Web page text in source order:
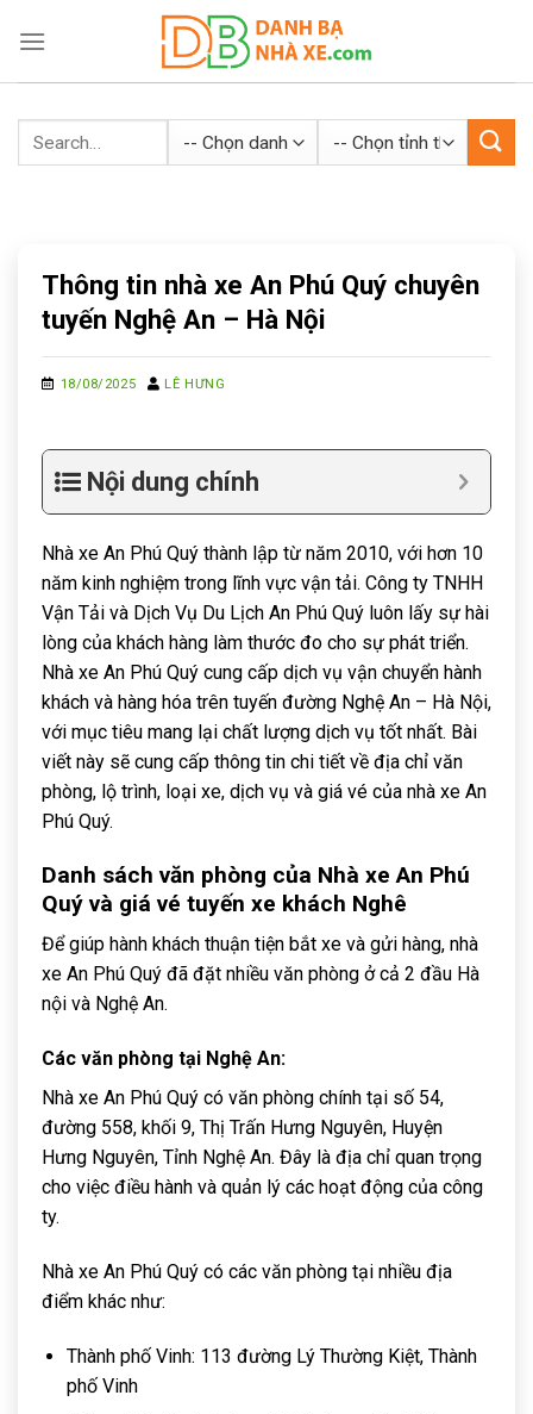
Thông tin nhà xe An Phú Quý chuyên
tuyến Nghệ An – Hà Nội
18/08/2025 LÊ HƯNG
Nội dung chính
Nhà xe An Phú Quý thành lập từ năm 2010, với hơn 10
năm kinh nghiệm trong lĩnh vực vận tải. Công ty TNHH
Vận Tải và Dịch Vụ Du Lịch An Phú Quý luôn lấy sự hài
lòng của khách hàng làm thước đo cho sự phát triển.
Nhà xe An Phú Quý cung cấp dịch vụ vận chuyển hành
khách và hàng hóa trên tuyến đường Nghệ An – Hà Nội,
với mục tiêu mang lại chất lượng dịch vụ tốt nhất. Bài
viết này sẽ cung cấp thông tin chi tiết về địa chỉ văn
phòng, lộ trình, loại xe, dịch vụ và giá vé của nhà xe An
Phú Quý.
Danh sách văn phòng của Nhà xe An Phú
Quý và giá vé tuyến xe khách Nghê
Để giúp hành khách thuận tiện bắt xe và gửi hàng, nhà
xe An Phú Quý đã đặt nhiều văn phòng ở cả 2 đầu Hà
nội và Nghệ An.
Các văn phòng tại Nghệ An:
Nhà xe An Phú Quý có văn phòng chính tại số 54,
đường 558, khối 9, Thị Trấn Hưng Nguyên, Huyện
Hưng Nguyên, Tỉnh Nghệ An. Đây là địa chỉ quan trọng
cho việc điều hành và quản lý các hoạt động của công
ty.
Nhà xe An Phú Quý có các văn phòng tại nhiều địa
điểm khác như:
Thành phố Vinh: 113 đường Lý Thường Kiệt, Thành
phố Vinh